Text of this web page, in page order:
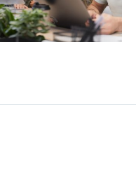
suplementar no
Brasil